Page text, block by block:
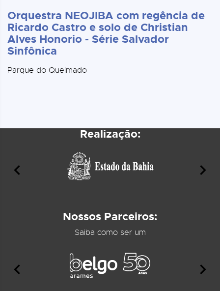
Orquestra NEOJIBA com regência de
Ricardo Castro e solo de Christian
Alves Honorio - Série Salvador
Sinfônica
Parque do Queimado
Realização:
Nossos Parceiros:
Saiba como ser um